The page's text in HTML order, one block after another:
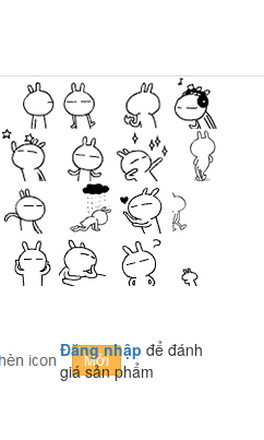
Đăng nhập để đánh
giá sản phẩm